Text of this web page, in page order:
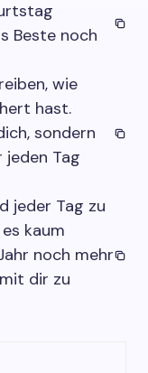
Beste noch
wie
hast.
sondern
jeden Tag
jeder Tag zu
kaum
noch mehr
dir zu